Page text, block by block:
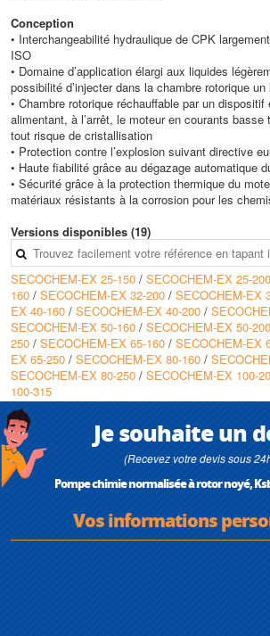
Conception
• Interchangeabilité hydraulique de CPK
ISO
• Domaine d’application élargi aux liquides
possibilité d’injecter dans la chambre rotorique
• Chambre rotorique réchauffable par un dispositif
alimentant, à l’arrêt, le moteur en courants basse
tout risque de cristallisation
• Protection contre l’explosion suivant directive
• Haute fiabilité grâce au dégazage automatique
• Sécurité grâce à la protection thermique du
matériaux résistants à la corrosion pour les
• Installation électrique facile
• Corps réchauffable par une double enveloppe en
• Vidange totale du groupe via le canal d’injection
vidange du corps
• Simplicité d’installation fixation au sol
volute
• Longévité accrue grâce aux paliers lisses en
largement dimensionnés
• Economique grâce à des faibles coûts
• Silencieux grâce au liquide pompé qui assure
moteur et lubrification des paliers lisses (absence
roulements)
• Dépense énergétique réduite grâce au matériau
d’entrefer (2.4610) limitant les pertes par courant
• 2ème barrière d’étanchéité en matériau ductile
• Nettoyage facile Raccord pour liquide de rinçage
• Sécurité maximale grâce aux câbles isolés et
• Automatisation possible avec : PumpExpert /
Versions disponibles (19)
SECOCHEM-EX 25-150 / SECOCHEM-EX 25-200
160 / SECOCHEM-EX 32-200 / SECOCHEM-EX
EX 40-160 / SECOCHEM-EX 40-200 /
SECOCHEM-EX 50-160 / SECOCHEM-EX 50-200
250 / SECOCHEM-EX 65-160 / SECOCHEM-EX
EX 65-250 / SECOCHEM-EX 80-160 /
SECOCHEM-EX 80-250 / SECOCHEM-EX 100-
100-315
Je souhaite un
(Recevez votre devis sous
Pompe chimie normalisée à rotor noyé, Ksb
Vos informations